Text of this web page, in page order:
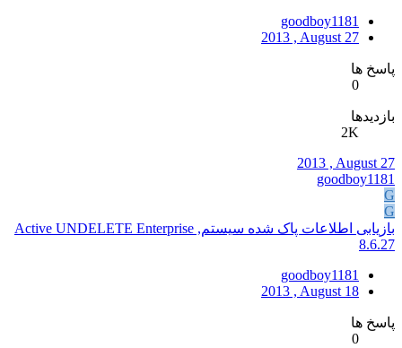
goodboy1181
2013 , August 27
پاسخ ها
0
بازدیدها
2K
2013 , August 27
goodboy1181
G
G
بازیابی اطلاعات پاک شده سیستم, Active UNDELETE Enterprise
8.6.27
goodboy1181
2013 , August 18
پاسخ ها
0